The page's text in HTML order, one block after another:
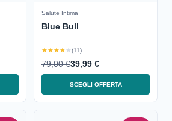
Salute Intima
Blue Bull
★★★★★(11)
79,00 €39,99 €
SCEGLI OFFERTA